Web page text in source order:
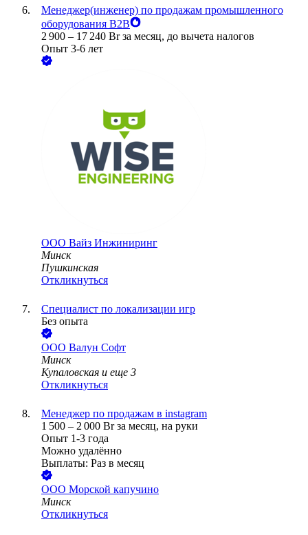
Менеджер(инженер) по продажам промышленного
оборудования B2B
2 900 – 17 240 Br за месяц, до вычета налогов
Опыт 3-6 лет
ООО Вайз Инжиниринг
Минск
Пушкинская
Откликнуться
Специалист по локализации игр
Без опыта
ООО Валун Софт
Минск
Купаловская и еще 3
Откликнуться
Менеджер по продажам в instagram
1 500 – 2 000 Br за месяц, на руки
Опыт 1-3 года
Можно удалённо
Выплаты: Раз в месяц
ООО Морской капучино
Минск
Откликнуться